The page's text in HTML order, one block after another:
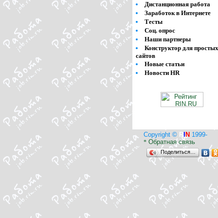
Дистанционная работа
Заработок в Интернете
Тесты
Соц. опрос
Наши партнеры
Конструктор для простых
сайтов
Новые статьи
Новости HR
Copyright © RIN 1999-
* Обратная связь
Поделиться…